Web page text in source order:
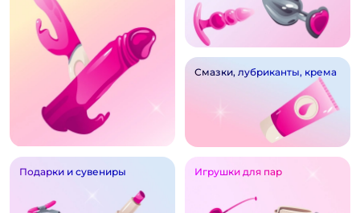
Смазки, лубриканты, крема
Подарки и сувениры Игрушки для пар